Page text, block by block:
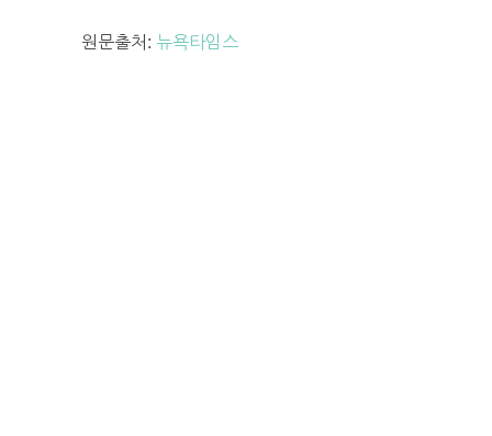
원문출처: 뉴욕타임스